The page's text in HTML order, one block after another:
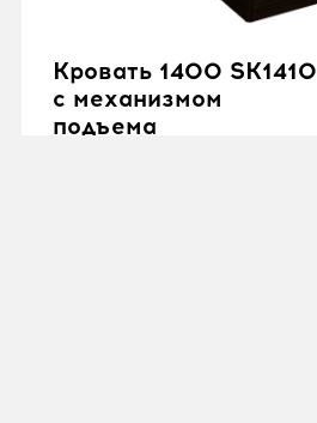
Кровать 1400 SK1410
с механизмом
подъема